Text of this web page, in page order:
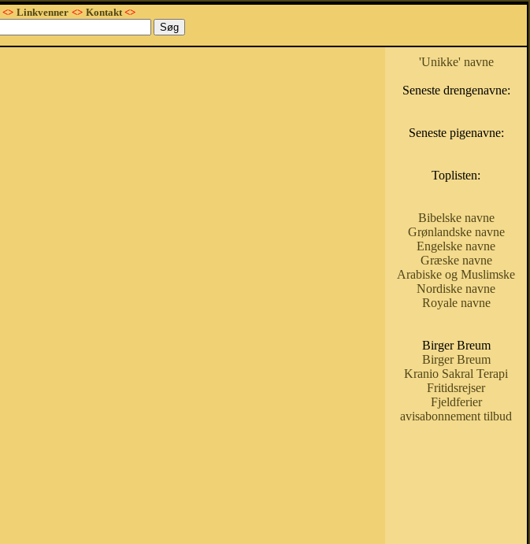
<> Linkvenner <> Kontakt<>
'Unikke' navne
Seneste drengenavne:
Seneste pigenavne:
Toplisten:
Bibelske navne
Grønlandske navne
Engelske navne
Græske navne
Arabiske og Muslimske
Nordiske navne
Royale navne
Birger Breum
Birger Breum
Kranio Sakral Terapi
Fritidsrejser
Fjeldferier
avisabonnement tilbud